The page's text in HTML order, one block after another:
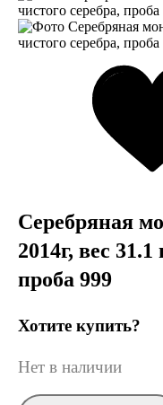
Серебряная
2014г, вес
проба 999
Хотите купить?
Нет в наличии